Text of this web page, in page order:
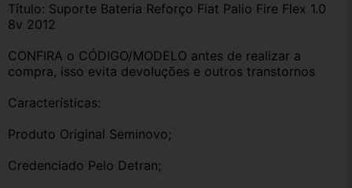
Título: Suporte Bateria Reforço Fiat Palio Fire Flex 1.0
8v 2012
CONFIRA o CÓDIGO/MODELO antes de realizar a
compra, isso evita devoluções e outros transtornos
Características:
Produto Original Seminovo;
Credenciado Pelo Detran;